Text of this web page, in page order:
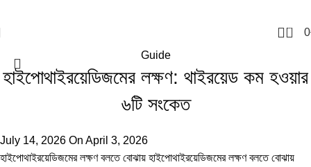
0 0
Guide
হাইপোথাইরয়েডিজমের লক্ষণ: থাইরয়েড কম হওয়ার
৬টি সংকেত
July 14, 2026 On April 3, 2026
হাইপোথাইরয়েডিজমের লক্ষণ বলতে বোঝায় হাইপোথাইরয়েডিজমের লক্ষণ বলতে বোঝায়